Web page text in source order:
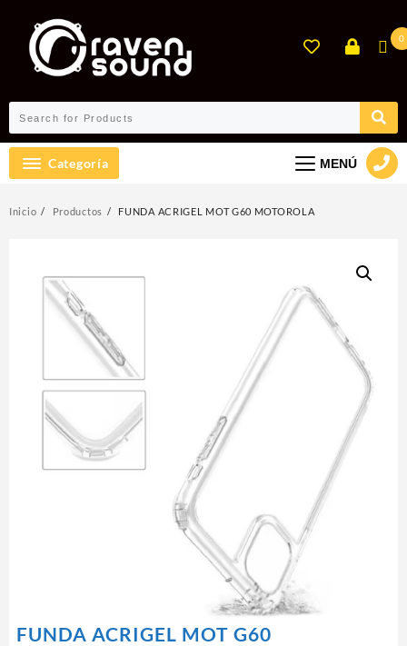
contenido
0
Categoría MENÚ
Inicio Productos FUNDA ACRIGEL MOT G60 MOTOROLA
FUNDA ACRIGEL MOT G60